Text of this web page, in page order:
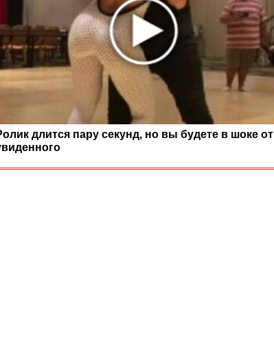
длится пару секунд, но вы будете в шоке от